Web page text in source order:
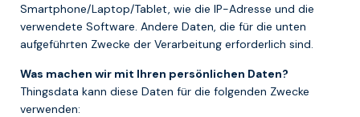
Smartphone/Laptop/Tablet, wie die IP-Adresse und die
verwendete Software. Andere Daten, die für die unten
aufgeführten Zwecke der Verarbeitung erforderlich sind.
Was machen wir mit Ihren persönlichen Daten?
Thingsdata kann diese Daten für die folgenden Zwecke
verwenden: